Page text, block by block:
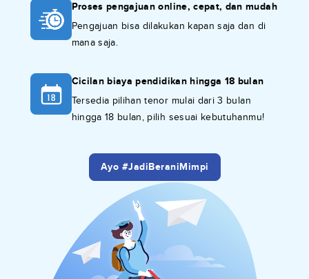
Proses pengajuan online, cepat, dan mudah
Pengajuan bisa dilakukan kapan saja dan di
mana saja.
Cicilan biaya pendidikan hingga 18 bulan
Tersedia pilihan tenor mulai dari 3 bulan
hingga 18 bulan, pilih sesuai kebutuhanmu!
Ayo #JadiBeraniMimpi